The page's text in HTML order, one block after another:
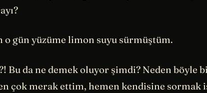
o gün yüzüme limon suyu sürmüştüm.
Bu da ne demek oluyor şimdi? Neden böyle
çok merak ettim, hemen kendisine sormak